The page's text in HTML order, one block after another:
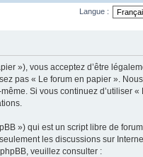
Langue :
»), vous acceptez d’être
pas « Le forum en papier ».
Si vous continuez d’utiliser «
») qui est un script libre de
les discussions sur
veuillez consulter :